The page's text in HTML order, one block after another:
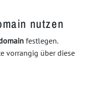
nutzen
festlegen.
vorrangig über diese